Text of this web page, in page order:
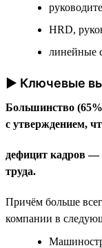
HRD,
линейные
► Ключевые
Большинство
с утверждением,
дефицит кадров —
труда.
Причём больше
компании в